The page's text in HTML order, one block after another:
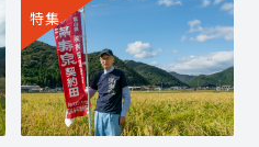
特集